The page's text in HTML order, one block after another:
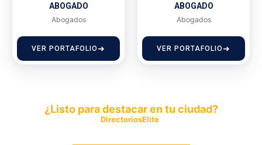
ABOGADO
Abogados
VER PORTAFOLIO
ABOGADO
Abogados
VER PORTAFOLIO
¿Listo para destacar en tu ciudad?
DirectoriosElite